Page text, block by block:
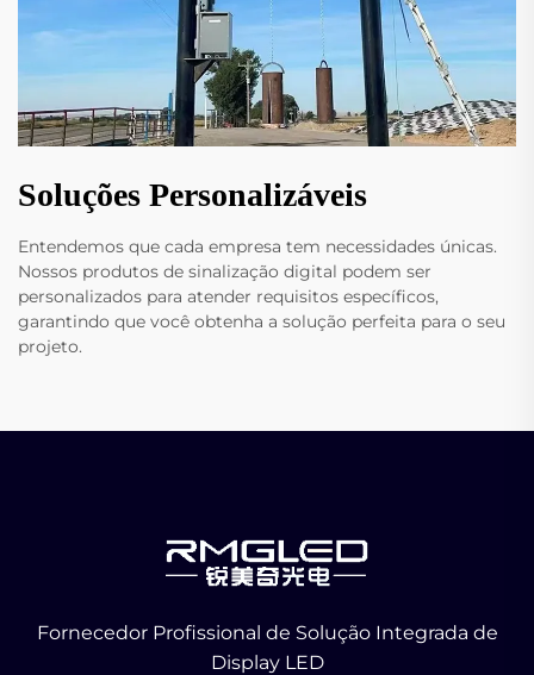
Soluções Personalizáveis
Entendemos que cada empresa tem necessidades únicas.
Nossos produtos de sinalização digital podem ser
personalizados para atender requisitos específicos,
garantindo que você obtenha a solução perfeita para o seu
projeto.
Fornecedor Profissional de Solução Integrada de
Display LED